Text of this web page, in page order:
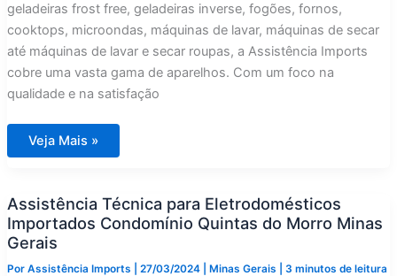
geladeiras frost free, geladeiras inverse, fogões, fornos,
cooktops, microondas, máquinas de lavar, máquinas de secar
até máquinas de lavar e secar roupas, a Assistência Imports
cobre uma vasta gama de aparelhos. Com um foco na
qualidade e na satisfação
Assistência
Técnica
Condomínio
Morro
do
Chapéu
Minas
Gerais
Veja Mais »
Assistência Técnica para Eletrodomésticos
Importados Condomínio Quintas do Morro Minas
Gerais
Por Assistência Imports 27/03/2024 Minas Gerais 3 minutos de leitura